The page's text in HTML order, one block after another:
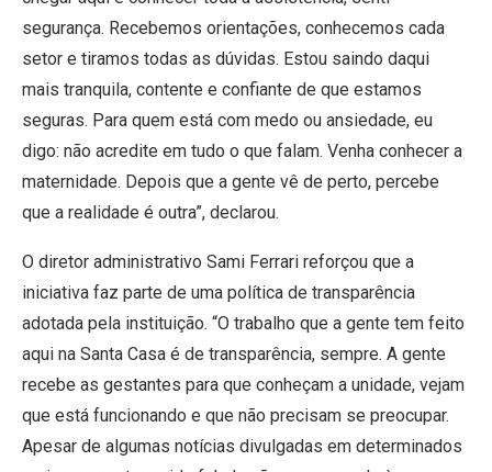
segurança. Recebemos orientações, conhecemos cada
setor e tiramos todas as dúvidas. Estou saindo daqui
mais tranquila, contente e confiante de que estamos
seguras. Para quem está com medo ou ansiedade, eu
digo: não acredite em tudo o que falam. Venha conhecer a
maternidade. Depois que a gente vê de perto, percebe
que a realidade é outra”, declarou.
O diretor administrativo Sami Ferrari reforçou que a
iniciativa faz parte de uma política de transparência
adotada pela instituição. “O trabalho que a gente tem feito
aqui na Santa Casa é de transparência, sempre. A gente
recebe as gestantes para que conheçam a unidade, vejam
que está funcionando e que não precisam se preocupar.
Apesar de algumas notícias divulgadas em determinados